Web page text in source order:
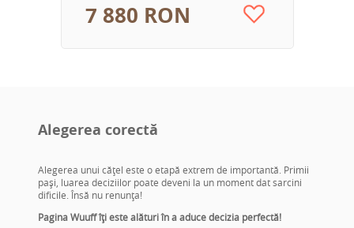
7 880 RON
Alegerea corectă
Alegerea unui căţel este o etapă extrem de importantă. Primii
paşi, luarea deciziilor poate deveni la un moment dat sarcini
dificile. Însă nu renunţa!
Pagina Wuuff îţi este alături în a aduce decizia perfectă!